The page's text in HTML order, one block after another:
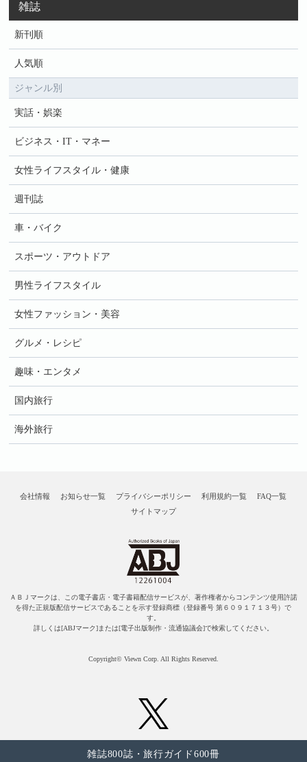
雑誌
新刊順
人気順
ジャンル別
実話・娯楽
ビジネス・IT・マネー
女性ライフスタイル・健康
週刊誌
車・バイク
スポーツ・アウトドア
男性ライフスタイル
女性ファッション・美容
グルメ・レシピ
趣味・エンタメ
国内旅行
海外旅行
会社情報 お知らせ一覧 プライバシーポリシー 利用規約一覧
FAQ一覧
サイトマップ
ＡＢＪマークは、この電子書店・電子書籍配信サービスが、著作権者からコンテンツ使用許諾
を得た正規版配信サービスであることを示す登録商標（登録番号 第６０９１７１３号）で
す。
詳しくは[ABJマーク]または[電子出版制作・流通協議会]で検索してください。
Copyright© Viewn Corp. All Rights Reserved.
雑誌800誌・旅行ガイド600冊